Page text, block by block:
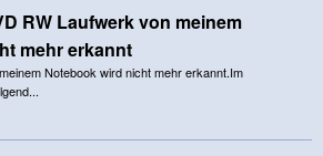
RW Laufwerk von meinem
mehr erkannt
Notebook wird nicht mehr erkannt.Im